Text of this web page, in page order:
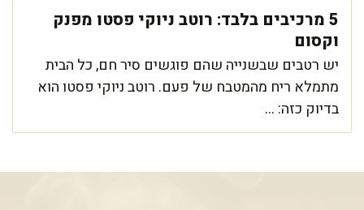
5 מרכיבים בלבד: רוטב ניוקי פסטו מפנק
וקסום
יש רטבים שבשנייה שהם פוגשים סיר חם, כל הבית
מתמלא ריח מהמטבח של פעם. רוטב ניוקי פסטו הוא
בדיוק כזה: ...